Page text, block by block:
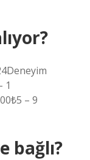
1
– 9
bağlı?